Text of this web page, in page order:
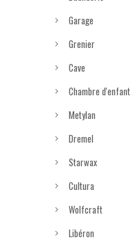
Garage
Grenier
Cave
Chambre d'enfant
Metylan
Dremel
Starwax
Cultura
Wolfcraft
Libéron